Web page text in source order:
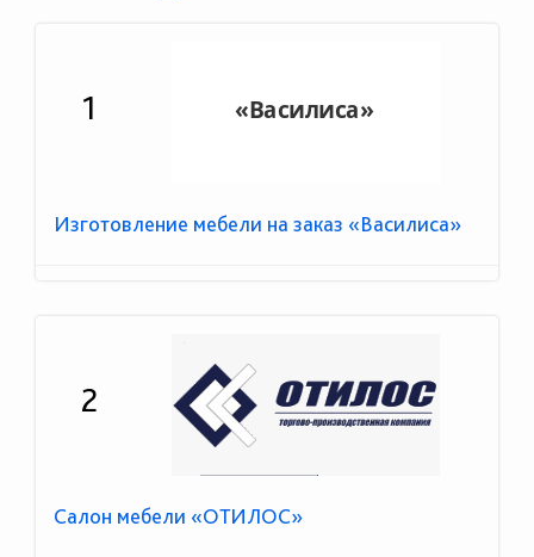
1
Изготовление мебели на заказ «Василиса»
2
Салон мебели «ОТИЛОС»